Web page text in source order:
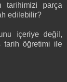
tarihimizi parça
edilebilir?
içeriye değil,
tarih öğretimi ile